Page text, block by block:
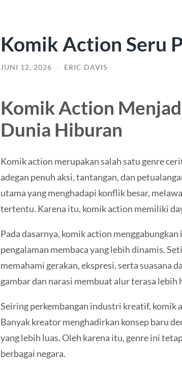
Komik Action Seru
JUNI 12, 2026 / ERIC DAVIS
Komik Action
Dunia Hiburan
Komik action merupakan salah satu genre
adegan penuh aksi, tantangan, dan
utama yang menghadapi konflik besar,
tertentu. Karena itu, komik action memiliki
Pada dasarnya, komik action
pengalaman membaca yang lebih dinamis.
memahami gerakan, ekspresi, serta suasana
gambar dan narasi membuat alur terasa lebih
Seiring perkembangan industri kreatif, komik
Banyak kreator menghadirkan konsep baru
yang lebih luas. Oleh karena itu, genre ini
berbagai negara.